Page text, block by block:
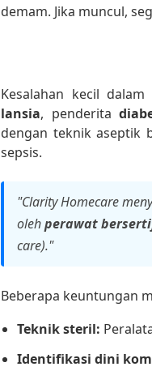
demam. Jika muncul,
Kesalahan kecil
lansia, penderita
dengan teknik aseptik
sepsis.
"Clarity Homecare
olehperawat
care)."
Beberapa keuntungan
Teknik steril:
Identifikasi dini